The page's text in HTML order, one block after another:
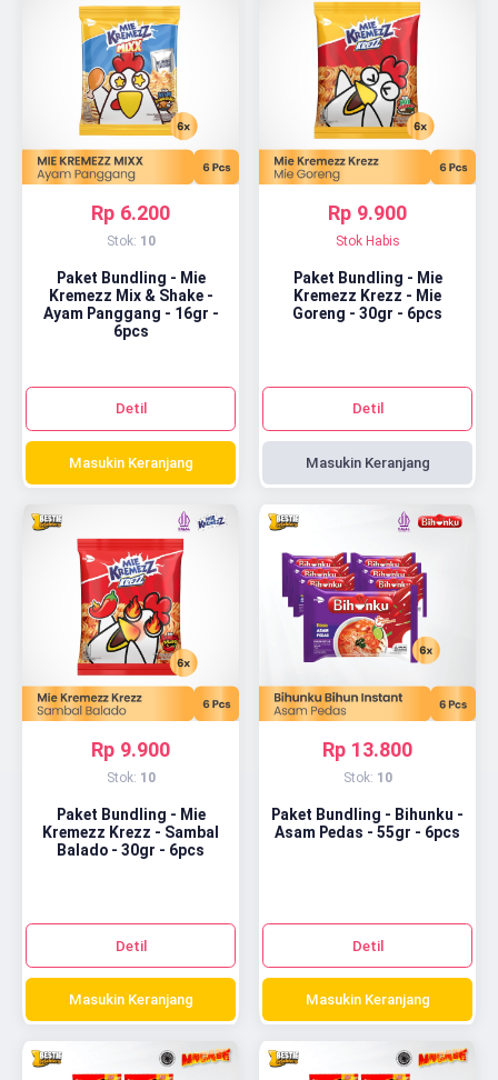
Rp 6.200
Stok: 10
Paket Bundling - Mie
Kremezz Mix & Shake -
Ayam Panggang - 16gr -
6pcs
Detil
Masukin Keranjang
Rp 9.900
Stok Habis
Paket Bundling - Mie
Kremezz Krezz - Mie
Goreng - 30gr - 6pcs
Detil
Masukin Keranjang
Rp 9.900
Stok: 10
Paket Bundling - Mie
Kremezz Krezz - Sambal
Balado - 30gr - 6pcs
Detil
Masukin Keranjang
Rp 13.800
Stok: 10
Paket Bundling - Bihunku -
Asam Pedas - 55gr - 6pcs
Detil
Masukin Keranjang